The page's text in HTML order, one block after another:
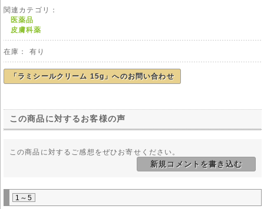
ラシミールクリームの使用から1週間程度で、患部に棲みついた白癬菌を
死滅させる効果があると言われています。
また、「塩酸テルビナフィン」は、皮膚の角質層に長い時間留まる特徴が
あるため、1日に1回程度の使用で済むことも、本剤の大きなメリットとと
本剤は外用クリームであり、患部に直接塗るため、内服薬のような体全体
に生じる副作用のリスクがないことも本剤の大きな特徴です。
用法
副作用
ます。
このような症状が現れた場合は、速やかに使用を止めて、医師に相談して
注意事項
本剤の主成分である「塩酸テルビナフィン」にアレルギーのある方の使用
関連カテゴリ：
医薬品
皮膚科薬
在庫： 有り
「ラミシールクリーム 15g」へのお問い合わせ
この商品に対するお客様の声
この商品に対するご感想をぜひお寄せください。
新規コメントを書き込む
1～5